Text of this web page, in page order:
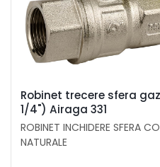
Robinet trecere sfera
1/4") Airaga 331
ROBINET INCHIDERE SFERA
NATURALE